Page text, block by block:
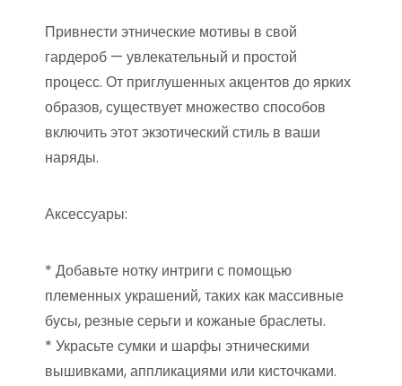
Привнести этнические мотивы в свой
гардероб — увлекательный и простой
процесс. От приглушенных акцентов до ярких
образов, существует множество способов
включить этот экзотический стиль в ваши
наряды.
Аксессуары:
* Добавьте нотку интриги с помощью
племенных украшений, таких как массивные
бусы, резные серьги и кожаные браслеты.
* Украсьте сумки и шарфы этническими
вышивками, аппликациями или кисточками.